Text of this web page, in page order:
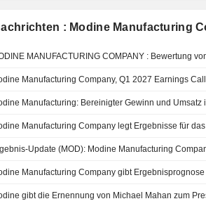
: Modine Manufacturing
MANUFACTURING COMPANY : Bewertung
Manufacturing Company, Q1 2027 Earnings